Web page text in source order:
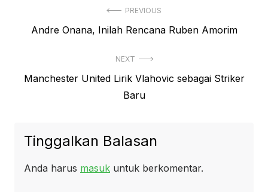
pos
PREVIOUS
Previous
Andre Onana, Inilah Rencana Ruben Amorim
NEXT
Next
Manchester United Lirik Vlahovic sebagai Striker
Baru
Tinggalkan Balasan
Anda harus masuk untuk berkomentar.